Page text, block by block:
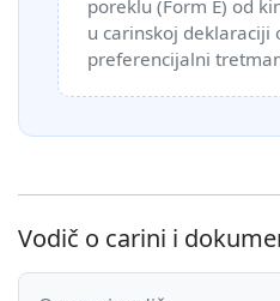
poreklu (Form E) od
u carinskoj deklaraciji
preferencijalni
Vodič o carini i